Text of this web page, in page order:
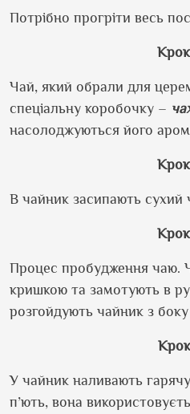
Потрібно прогріти весь
Чай, який обрали для
спеціальну коробочку –
насолоджуються його
В чайник засипають сухий
Процес пробудження чаю.
кришкою та замотують в
розгойдують чайник з боку
У чайник наливають
п’ють, вона